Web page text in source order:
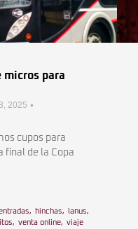
micros para
2025 •
cupos para
final de la Copa
, hinchas, lanus,
, venta online, viaje